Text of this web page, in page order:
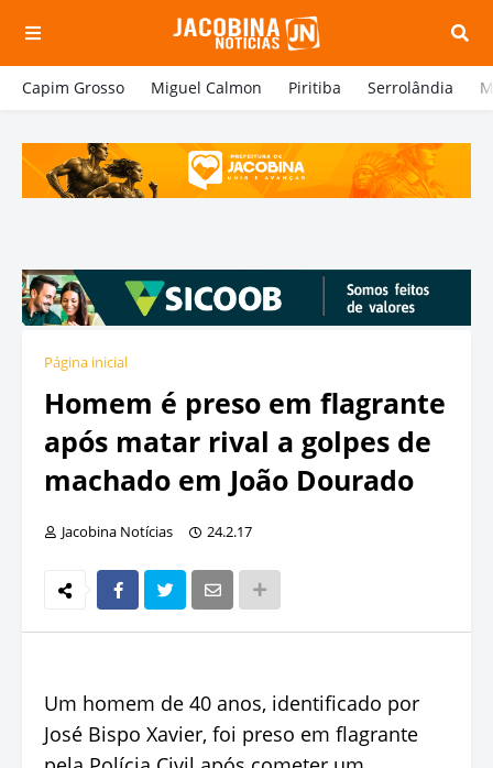
Capim Grosso Miguel Calmon Piritiba Serrolândia
Página inicial
Homem é preso em flagrante
após matar rival a golpes de
machado em João Dourado
Jacobina Notícias 24.2.17
Um homem de 40 anos, identificado por
José Bispo Xavier, foi preso em flagrante